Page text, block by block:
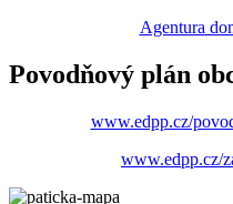
Agentura
Povodňový plán
www.edpp.cz/
www.edpp.cz/